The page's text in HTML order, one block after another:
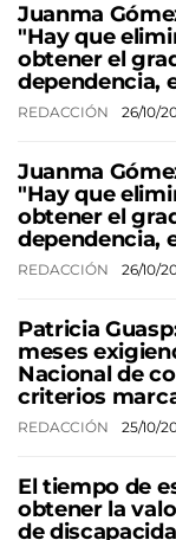
Juanma
"Hay que
obtener el
dependencia,
REDACCIÓN 26/10/
Juanma
"Hay que
obtener el
dependencia,
REDACCIÓN 26/10/
Patricia
meses
Nacional de
criterios
REDACCIÓN 25/10/
El tiempo de
obtener la
de